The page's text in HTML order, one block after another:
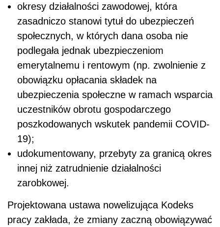
okresy działalności zawodowej, która
zasadniczo stanowi tytuł do ubezpieczeń
społecznych, w których dana osoba nie
podlegała jednak ubezpieczeniom
emerytalnemu i rentowym (np. zwolnienie z
obowiązku opłacania składek na
ubezpieczenia społeczne w ramach wsparcia
uczestników obrotu gospodarczego
poszkodowanych wskutek pandemii COVID-
19);
udokumentowany, przebyty za granicą okres
innej niż zatrudnienie działalności
zarobkowej.
Projektowana ustawa nowelizująca Kodeks
pracy zakłada, że zmiany zaczną obowiązywać